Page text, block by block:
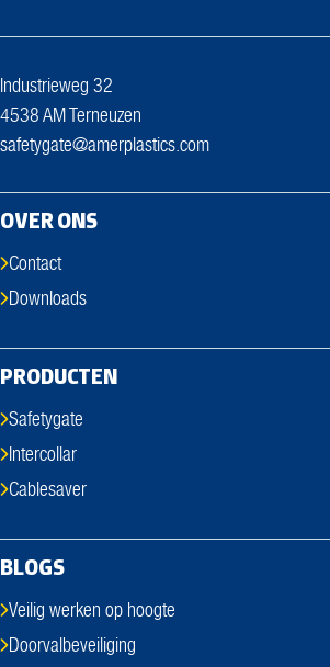
Industrieweg 32
4538 AM Terneuzen
safetygate@amerplastics.com
OVER ONS
Contact
Downloads
PRODUCTEN
Safetygate
Intercollar
Cablesaver
BLOGS
Veilig werken op hoogte
Doorvalbeveiliging